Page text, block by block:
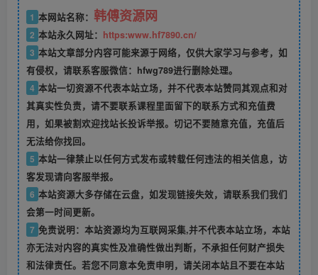
1 本网站名称： 韩傅资源网
2 本站永久网址： https:www.hf7890.cn/
3 本站文章部分内容可能来源于网络，仅供大家学习与参考，如
有侵权，请联系客服微信：hfwg789进行删除处理。
4 本站一切资源不代表本站立场，并不代表本站赞同其观点和对
其真实性负责，请不要联系课程里面留下的联系方式和充值费
用，如果被割欢迎找站长投诉举报。切记不要随意充值，充值后
无法给你找回。
5 本站一律禁止以任何方式发布或转载任何违法的相关信息，访
客发现请向客服举报。
6 本站资源大多存储在云盘，如发现链接失效，请联系我们我们
会第一时间更新。
7 免责说明：本站资源均为互联网采集,并不代表本站立场，本站
亦无法对内容的真实性及准确性做出判断，不承担任何财产损失
和法律责任。若您不同意本免责申明，请关闭本站且不要在本站